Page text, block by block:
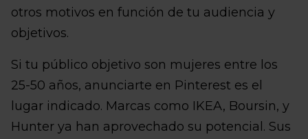
otros motivos en función de tu audiencia y
objetivos.
Si tu público objetivo son mujeres entre los
25-50 años, anunciarte en Pinterest es el
lugar indicado. Marcas como IKEA, Boursin, y
Hunter ya han aprovechado su potencial. Sus